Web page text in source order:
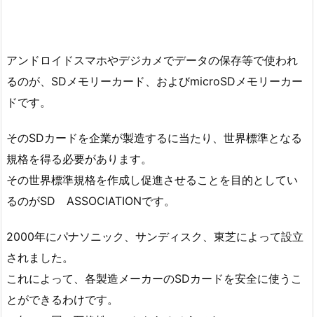
アンドロイドスマホやデジカメでデータの保存等で使われ
るのが、SDメモリーカード、およびmicroSDメモリーカー
ドです。
そのSDカードを企業が製造するに当たり、世界標準となる
規格を得る必要があります。
その世界標準規格を作成し促進させることを目的としてい
るのがSD ASSOCIATIONです。
2000年にパナソニック、サンディスク、東芝によって設立
されました。
これによって、各製造メーカーのSDカードを安全に使うこ
とができるわけです。